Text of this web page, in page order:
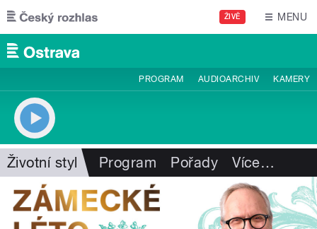
Přejít k hlavnímu obsahu
ŽIVĚ MENU
PROGRAM AUDIOARCHIV KAMERY
Životní styl Program Pořady Více…